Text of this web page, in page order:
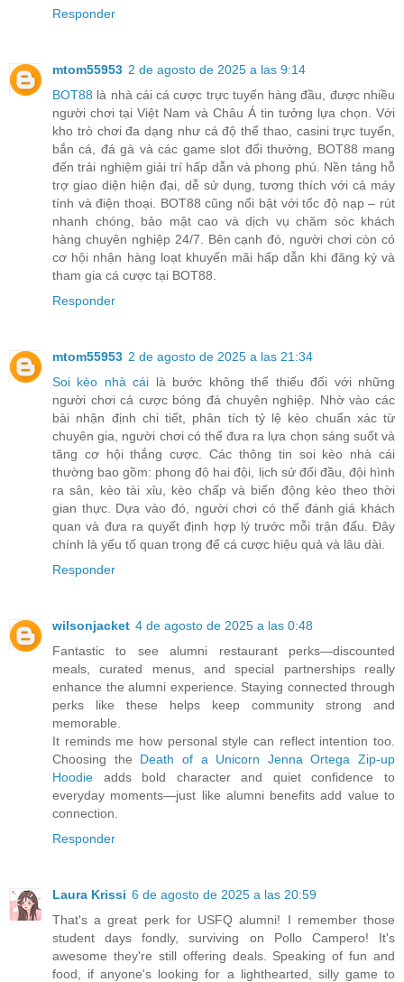
Responder
mtom55953 2 de agosto de 2025 a las 9:14
BOT88 là nhà cái cá cược trực tuyến hàng đầu, được nhiều
người chơi tại Việt Nam và Châu Á tin tưởng lựa chọn. Với
kho trò chơi đa dạng như cá độ thể thao, casini trực tuyến,
bắn cá, đá gà và các game slot đổi thưởng, BOT88 mang
đến trải nghiệm giải trí hấp dẫn và phong phú. Nền tảng hỗ
trợ giao diện hiện đại, dễ sử dụng, tương thích với cả máy
tính và điện thoại. BOT88 cũng nổi bật với tốc độ nạp – rút
nhanh chóng, bảo mật cao và dịch vụ chăm sóc khách
hàng chuyên nghiệp 24/7. Bên cạnh đó, người chơi còn có
cơ hội nhận hàng loạt khuyến mãi hấp dẫn khi đăng ký và
tham gia cá cược tại BOT88.
Responder
mtom55953 2 de agosto de 2025 a las 21:34
Soi kèo nhà cái là bước không thể thiếu đối với những
người chơi cá cược bóng đá chuyên nghiệp. Nhờ vào các
bài nhận định chi tiết, phân tích tỷ lệ kèo chuẩn xác từ
chuyên gia, người chơi có thể đưa ra lựa chọn sáng suốt và
tăng cơ hội thắng cược. Các thông tin soi kèo nhà cái
thường bao gồm: phong độ hai đội, lịch sử đối đầu, đội hình
ra sân, kèo tài xỉu, kèo chấp và biến động kèo theo thời
gian thực. Dựa vào đó, người chơi có thể đánh giá khách
quan và đưa ra quyết định hợp lý trước mỗi trận đấu. Đây
chính là yếu tố quan trọng để cá cược hiệu quả và lâu dài.
Responder
wilsonjacket 4 de agosto de 2025 a las 0:48
Fantastic to see alumni restaurant perks—discounted
meals, curated menus, and special partnerships really
enhance the alumni experience. Staying connected through
perks like these helps keep community strong and
memorable.
It reminds me how personal style can reflect intention too.
Choosing the Death of a Unicorn Jenna Ortega Zip‑up
Hoodie adds bold character and quiet confidence to
everyday moments—just like alumni benefits add value to
connection.
Responder
Laura Krissi 6 de agosto de 2025 a las 20:59
That's a great perk for USFQ alumni! I remember those
student days fondly, surviving on Pollo Campero! It's
awesome they're still offering deals. Speaking of fun and
food, if anyone's looking for a lighthearted, silly game to